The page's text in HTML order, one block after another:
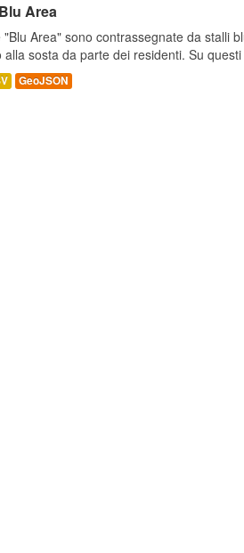
Area
"Blu Area" sono contrassegnate da stalli
alla sosta da parte dei residenti. Su
GeoJSON